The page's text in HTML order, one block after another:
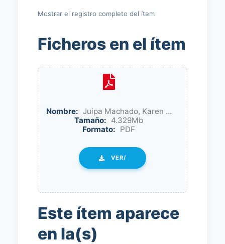
Mostrar el registro completo del ítem
Ficheros en el ítem
Nombre: Juipa Machado, Karen ...
Tamaño: 4.329Mb
Formato: PDF
VER/
Este ítem aparece
en la(s)